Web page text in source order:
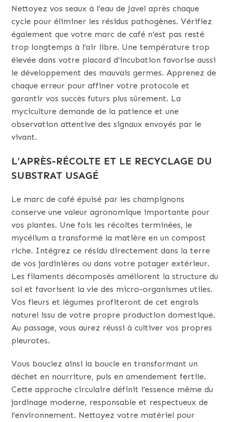
Nettoyez vos seaux à l’eau de Javel après chaque
cycle pour éliminer les résidus pathogènes. Vérifiez
également que votre marc de café n’est pas resté
trop longtemps à l’air libre. Une température trop
élevée dans votre placard d’incubation favorise aussi
le développement des mauvais germes. Apprenez de
chaque erreur pour affiner votre protocole et
garantir vos succès futurs plus sûrement. La
myciculture demande de la patience et une
observation attentive des signaux envoyés par le
vivant.
L’APRÈS-RÉCOLTE ET LE RECYCLAGE DU
SUBSTRAT USAGÉ
Le marc de café épuisé par les champignons
conserve une valeur agronomique importante pour
vos plantes. Une fois les récoltes terminées, le
mycélium a transformé la matière en un compost
riche. Intégrez ce résidu directement dans la terre
de vos jardinières ou dans votre potager extérieur.
Les filaments décomposés améliorent la structure du
sol et favorisent la vie des micro-organismes utiles.
Vos fleurs et légumes profiteront de cet engrais
naturel issu de votre propre production domestique.
Au passage, vous aurez réussi à cultiver vos propres
pleurotes.
Vous bouclez ainsi la boucle en transformant un
déchet en nourriture, puis en amendement fertile.
Cette approche circulaire définit l’essence même du
jardinage moderne, responsable et respectueux de
l’environnement. Nettoyez votre matériel pour